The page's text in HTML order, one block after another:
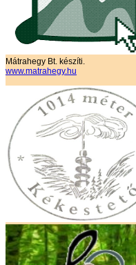
Mátrahegy Bt. készíti.
www.matrahegy.hu